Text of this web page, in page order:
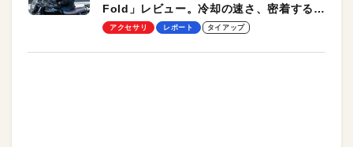
Fold」レビュー。冷却の速さ、密着する冷
却プレート、シンプルな操作性がグッド！
アクセサリ レポート タイアップ